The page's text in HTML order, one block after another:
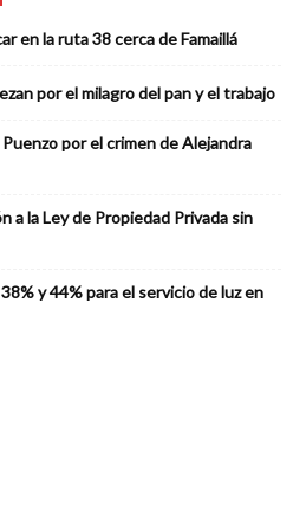
en la ruta 38 cerca de Famaillá
por el milagro del pan y el trabajo
por el crimen de Alejandra
a la Ley de Propiedad Privada sin
y 44% para el servicio de luz en